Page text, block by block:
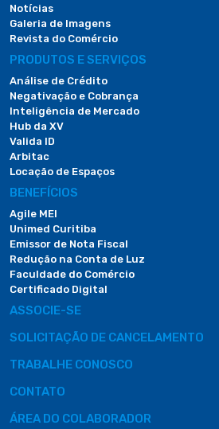
Notícias
Galeria de Imagens
Revista do Comércio
PRODUTOS E SERVIÇOS
Análise de Crédito
Negativação e Cobrança
Inteligência de Mercado
Hub da XV
Valida ID
Arbitac
Locação de Espaços
BENEFÍCIOS
Agile MEI
Unimed Curitiba
Emissor de Nota Fiscal
Redução na Conta de Luz
Faculdade do Comércio
Certificado Digital
ASSOCIE-SE
SOLICITAÇÃO DE CANCELAMENTO
TRABALHE CONOSCO
CONTATO
ÁREA DO COLABORADOR